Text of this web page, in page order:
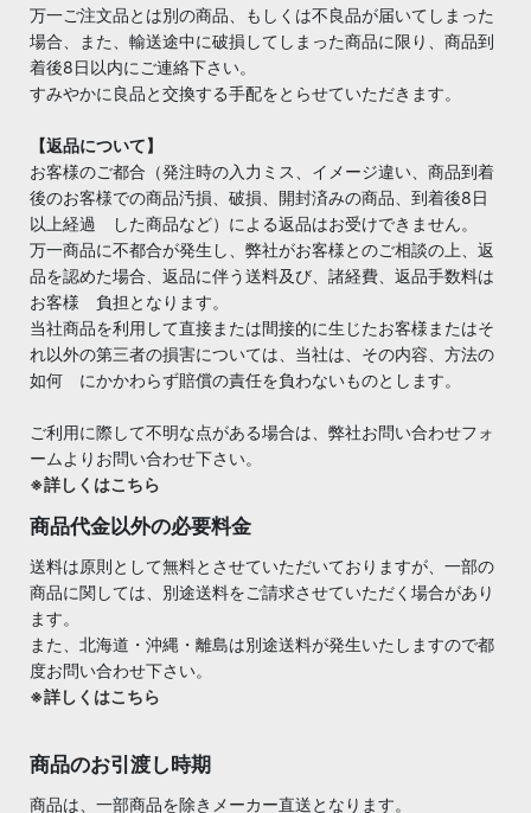
万一ご注文品とは別の商品、もしくは不良品が届いてしまった
場合、また、輸送途中に破損してしまった商品に限り、商品到
着後8日以内にご連絡下さい。
すみやかに良品と交換する手配をとらせていただきます。
【返品について】
お客様のご都合（発注時の入力ミス、イメージ違い、商品到着
後のお客様での商品汚損、破損、開封済みの商品、到着後8日
以上経過 した商品など）による返品はお受けできません。
万一商品に不都合が発生し、弊社がお客様とのご相談の上、返
品を認めた場合、返品に伴う送料及び、諸経費、返品手数料は
お客様 負担となります。
当社商品を利用して直接または間接的に生じたお客様またはそ
れ以外の第三者の損害については、当社は、その内容、方法の
如何 にかかわらず賠償の責任を負わないものとします。
ご利用に際して不明な点がある場合は、弊社お問い合わせフォ
ームよりお問い合わせ下さい。
※詳しくはこちら
商品代金以外の必要料金
送料は原則として無料とさせていただいておりますが、一部の
商品に関しては、別途送料をご請求させていただく場合があり
ます。
また、北海道・沖縄・離島は別途送料が発生いたしますので都
度お問い合わせ下さい。
※詳しくはこちら
商品のお引渡し時期
商品は、一部商品を除きメーカー直送となります。